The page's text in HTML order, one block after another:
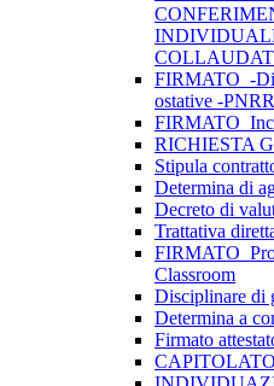
FIRMATO_-
ostative -
RICHIESTA
Stipula
Determina di
Decreto di
Trattativa
Classroom
Disciplinare di
Determina a
Firmato
CAPITOLATO